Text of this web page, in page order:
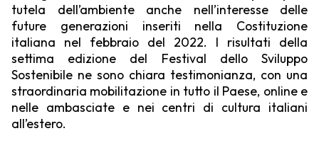
tutela dell’ambiente anche nell’interesse delle
future generazioni inseriti nella Costituzione
italiana nel febbraio del 2022. I risultati della
settima edizione del Festival dello Sviluppo
Sostenibile ne sono chiara testimonianza, con una
straordinaria mobilitazione in tutto il Paese, online e
nelle ambasciate e nei centri di cultura italiani
all’estero.